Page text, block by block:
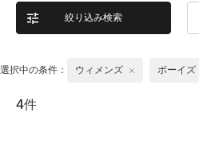
絞り込み検索
選択中の条件： ウィメンズ ボーイズ
4件